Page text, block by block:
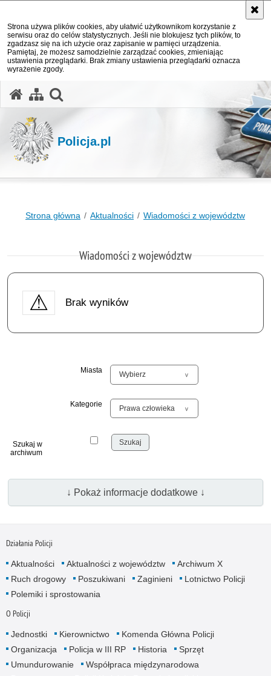
Strona używa plików cookies, aby ułatwić użytkownikom korzystanie z
serwisu oraz do celów statystycznych. Jeśli nie blokujesz tych plików, to
zgadzasz się na ich użycie oraz zapisanie w pamięci urządzenia.
Pamiętaj, że możesz samodzielnie zarządzać cookies, zmieniając
ustawienia przeglądarki. Brak zmiany ustawienia przeglądarki oznacza
wyrażenie zgody.
Policja.pl
Strona główna Aktualności Wiadomości z województw
Wiadomości z województw
Brak wyników
Miasta
Kategorie
Szukaj w
archiwum
↓ Pokaż informacje dodatkowe ↓
Działania Policji
Aktualności Aktualności z województw
Archiwum X
Ruch drogowy
Poszukiwani Zaginieni
Lotnictwo Policji
Polemiki i sprostowania
O Policji
Jednostki Kierownictwo
Komenda Główna Policji
Organizacja
Policja w III RP Historia
Sprzęt
Umundurowanie
Współpraca międzynarodowa